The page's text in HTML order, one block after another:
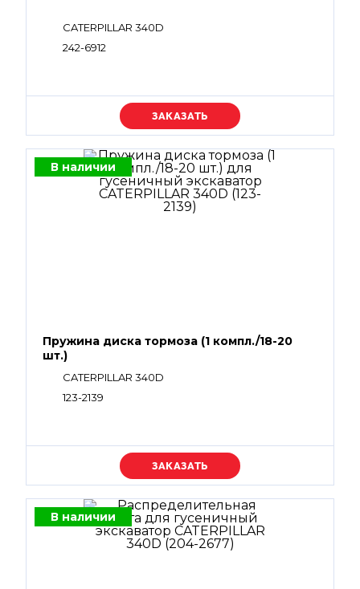
CATERPILLAR 340D
242-6912
Уточняйте цену
В наличии
Пружина диска тормоза (1 компл./18-20
шт.)
CATERPILLAR 340D
123-2139
Уточняйте цену
В наличии